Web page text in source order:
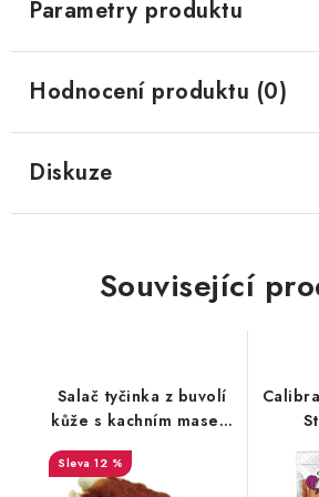
Parametry produktu
Hodnocení produktu (0)
Diskuze
Související
Salač tyčinka z buvolí
kůže s kachním masem
250g
12 %